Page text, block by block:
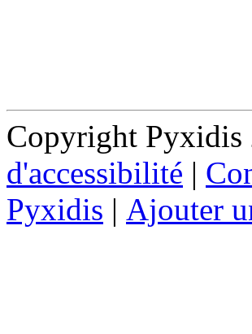
Copyright Pyxidis
d'accessibilité |
Pyxidis | Ajouter